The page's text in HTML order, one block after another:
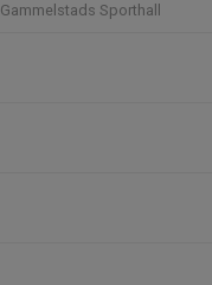
Gammelstads Sporthall